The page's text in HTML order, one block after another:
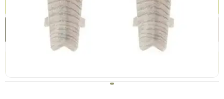
Знайшли
дешевше
Акції